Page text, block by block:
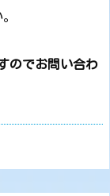
のでお問い合わ